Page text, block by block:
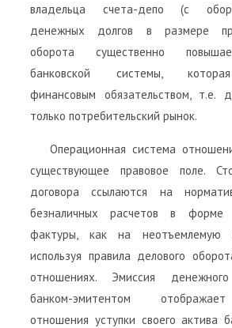
владельца счета-депо (с
денежных долгов в размере
оборота существенно
банковской системы,
финансовым обязательством, т.е.
только потребительский рынок.
Операционная система
существующее правовое поле.
договора ссылаются на
безналичных расчетов в форме
фактуры, как на неотъемлемую
используя правила делового
отношениях. Эмиссия денежного
банком-эмитентом
отношения уступки своего актива